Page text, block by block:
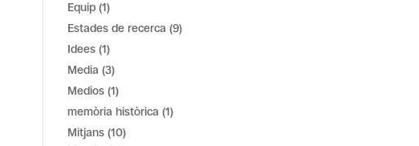
Equip (1)
Estades de recerca (9)
Idees (1)
Media (3)
Medios (1)
memòria històrica (1)
Mitjans (10)